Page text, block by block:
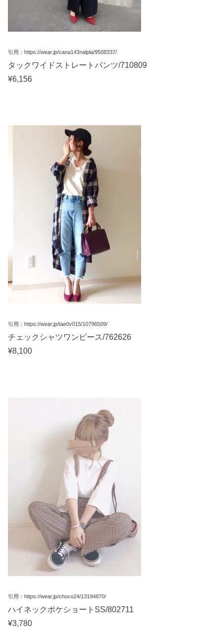
引用：https://wear.jp/cana143nalpla/9508337/
タックワイドストレートパンツ/710809
¥6,156
引用：https://wear.jp/tae0v015/10796509/
チェックシャツワンピース/762626
¥8,100
引用：https://wear.jp/choco24/13194870/
ハイネックポケショートSS/802711
¥3,780